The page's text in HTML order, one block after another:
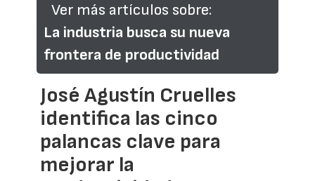
Ver más artículos sobre:
La industria busca su nueva
frontera de productividad
José Agustín Cruelles
identifica las cinco
palancas clave para
mejorar la